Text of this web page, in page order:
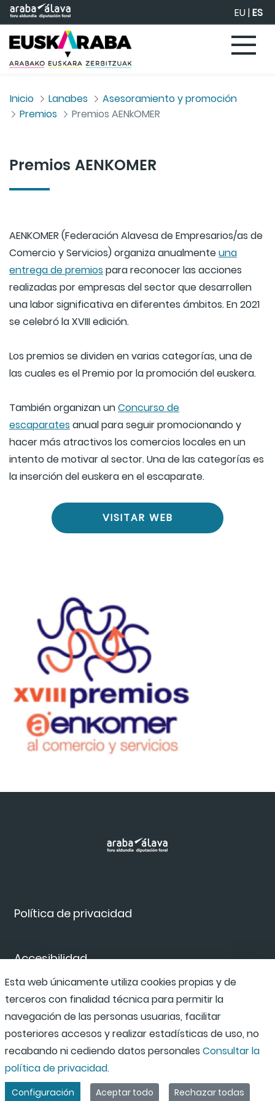
Saltar al contenido principal EU|ES
Inicio Lanabes
Asesoramiento y promoción
Premios
Premios AENkOMER
Premios AENKOMER
AENKOMER (Federación Alavesa de Empresarios/as de
Comercio y Servicios) organiza anualmenteuna
entrega de premiospara reconocer las acciones
realizadas por empresas del sector que desarrollen
una labor significativa en diferentes ámbitos. En 2021
se celebró la XVIII edición.
Los premios se dividen en varias categorías, una de
las cuales es el Premio por la promoción del euskera.
También organizan unConcurso de
escaparatesanual para seguir promocionando y
hacer más atractivos los comercios locales en un
intento de motivar al sector. Una de las categorías es
la inserción del euskera en el escaparate.
VISITAR WEB
Política de privacidad
Accesibilidad
Canal de denuncias
Esta web únicamente utiliza cookies propias y de
terceros con finalidad técnica para permitir la
navegación de las personas usuarias, facilitar
posteriores accesos y realizar estadísticas de uso, no
recabando ni cediendo datos personales Consultar la
política de privacidad.
Configuración Aceptar todo Rechazar todas